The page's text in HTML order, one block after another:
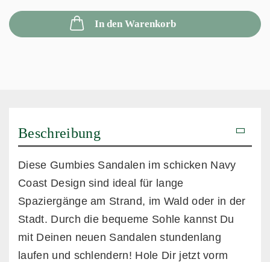
In den Warenkorb
Beschreibung
Diese Gumbies Sandalen im schicken Navy
Coast Design sind ideal für lange
Spaziergänge am Strand, im Wald oder in der
Stadt. Durch die bequeme Sohle kannst Du
mit Deinen neuen Sandalen stundenlang
laufen und schlendern! Hole Dir jetzt vorm